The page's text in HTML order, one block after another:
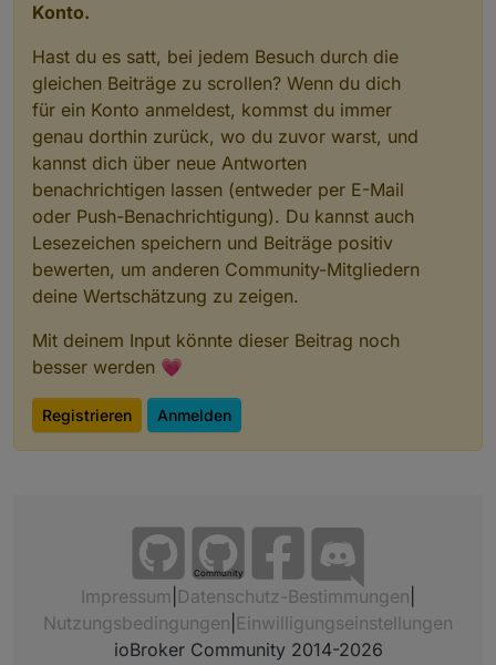
Konto.
Hast du es satt, bei jedem Besuch durch die
gleichen Beiträge zu scrollen? Wenn du dich
für ein Konto anmeldest, kommst du immer
genau dorthin zurück, wo du zuvor warst, und
kannst dich über neue Antworten
benachrichtigen lassen (entweder per E-Mail
oder Push-Benachrichtigung). Du kannst auch
Lesezeichen speichern und Beiträge positiv
bewerten, um anderen Community-Mitgliedern
deine Wertschätzung zu zeigen.
Mit deinem Input könnte dieser Beitrag noch
besser werden 💗
Registrieren Anmelden
Community
Impressum Datenschutz-Bestimmungen
Nutzungsbedingungen Einwilligungseinstellungen
ioBroker Community 2014-2026